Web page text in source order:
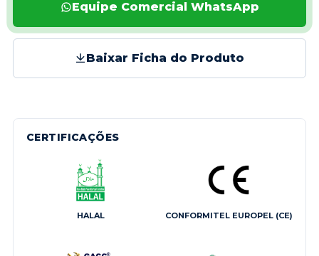
Equipe Comercial WhatsApp
Baixar Ficha do Produto
CERTIFICAÇÕES
HALAL CONFORMITEL EUROPEL (CE)